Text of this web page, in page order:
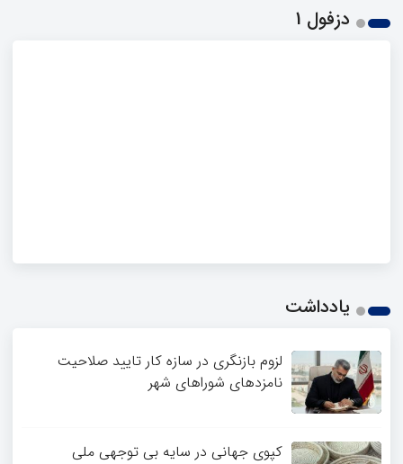
دزفول 1
یادداشت
لزوم بازنگری در سازه کار تایید صلاحیت
نامزدهای شوراهای شهر
کپوی جهانی در سایه بی توجهی ملی